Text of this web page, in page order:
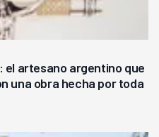
el artesano argentino que
una obra hecha por toda